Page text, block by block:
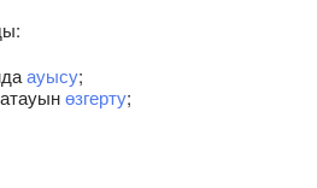
ауысу;
өзгерту;